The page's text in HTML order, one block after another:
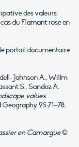
des valeurs
du Flamant rose en
portail documentaire
Johnson A., Willm
S., Sandoz A.
values
Geography 95:71–78.
en Camargue©